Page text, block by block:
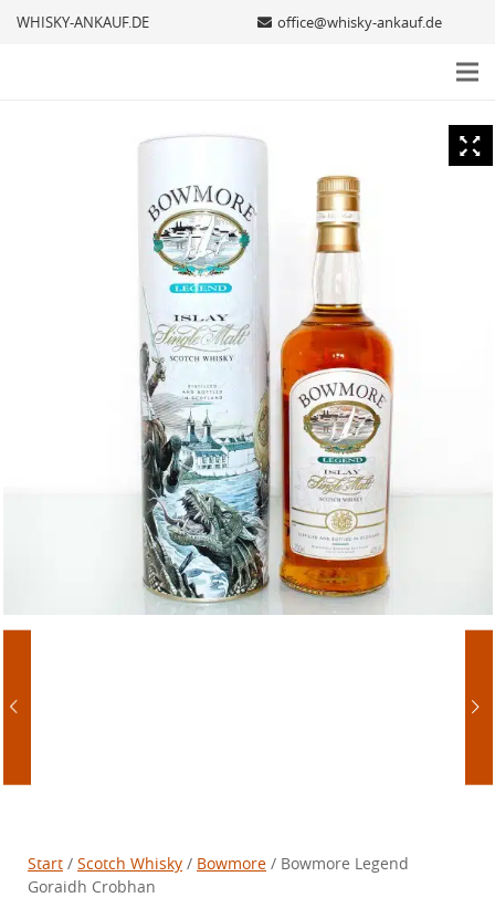
WHISKY-ANKAUF.DE office@whisky-ankauf.de
Start / Scotch Whisky / Bowmore / Bowmore Legend
Goraidh Crobhan